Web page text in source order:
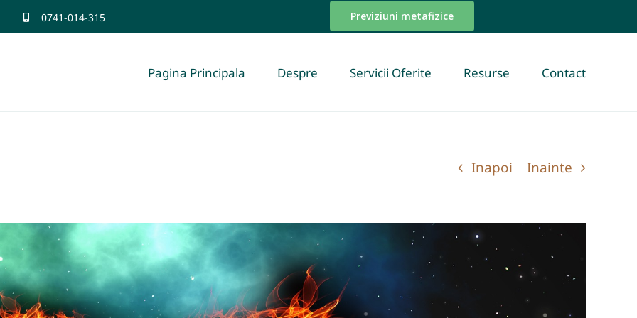
0741-014-315 Previziuni metafizice
Pagina Principala Despre Servicii Oferite Resurse Contact
Inapoi Inainte